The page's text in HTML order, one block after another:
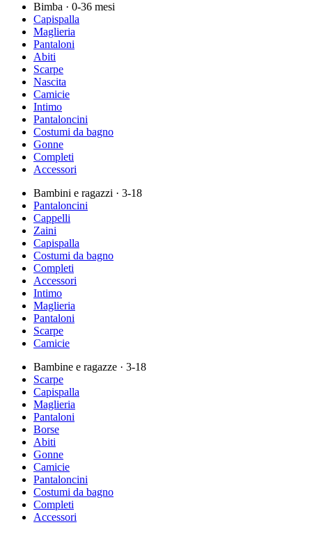
Bimba · 0-36 mesi
Capispalla
Maglieria
Pantaloni
Abiti
Scarpe
Nascita
Camicie
Intimo
Pantaloncini
Costumi da bagno
Gonne
Completi
Accessori
Bambini e ragazzi · 3-18
Pantaloncini
Cappelli
Zaini
Capispalla
Costumi da bagno
Completi
Accessori
Intimo
Maglieria
Pantaloni
Scarpe
Camicie
Bambine e ragazze · 3-18
Scarpe
Capispalla
Maglieria
Pantaloni
Borse
Abiti
Gonne
Camicie
Pantaloncini
Costumi da bagno
Completi
Accessori